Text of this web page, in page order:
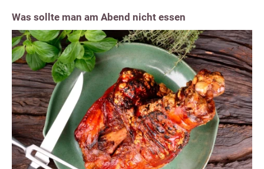
Was sollte man am Abend nicht essen